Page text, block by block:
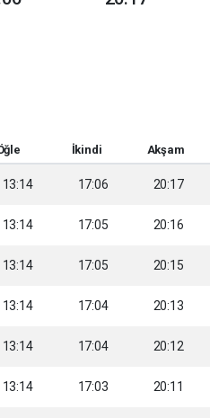
İkindi Akşam
13:14 17:06 20:17
13:14 17:05 20:16
13:14 17:05 20:15
13:14 17:04 20:13
13:14 17:04 20:12
13:14 17:03 20:11